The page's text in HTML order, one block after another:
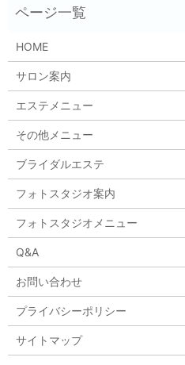
HOME
サロン案内
エステメニュー
その他メニュー
ブライダルエステ
フォトスタジオ案内
フォトスタジオメニュー
Q&A
お問い合わせ
プライバシーポリシー
サイトマップ